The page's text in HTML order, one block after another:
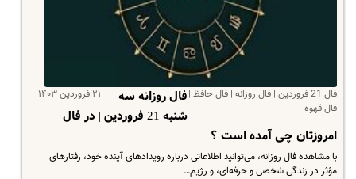
فال 21 فروردین | فال روزانه | فال حافظ |
فال قهوه
۲۱ فروردین ۱۴۰۳
فال روزانه سه
شنبه 21 فروردین | در فال
امروزتان چی آمده است ؟
با مشاهده فال روزانه، می‌توانید اطلاعاتی درباره رویدادهای آینده خود، رفتارهای
مؤثر در زندگی شخصی و حرفه‌ای، و رژیم…